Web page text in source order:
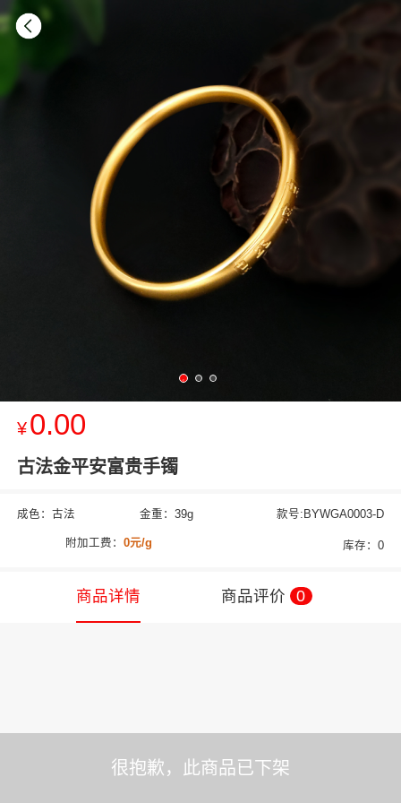
1 2 3
¥0.00
古法金平安富贵手镯
成色：古法 金重：39g 款号:BYWGA0003-D
附加工费： 0元/g 库存：0
商品详情 商品评价 0
很抱歉，此商品已下架